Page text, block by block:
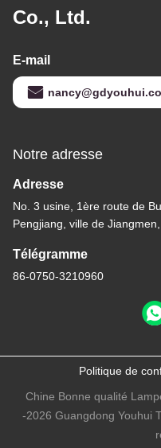
Co., Ltd.
E-mail
Notre adresse
Adresse
No. 3 usine, 1ère route de
Pengjiang, ville de
Télégramme
86-0750-3210960
Politique de
Chine Bonne qualité
-2026 Guangdong Youhui